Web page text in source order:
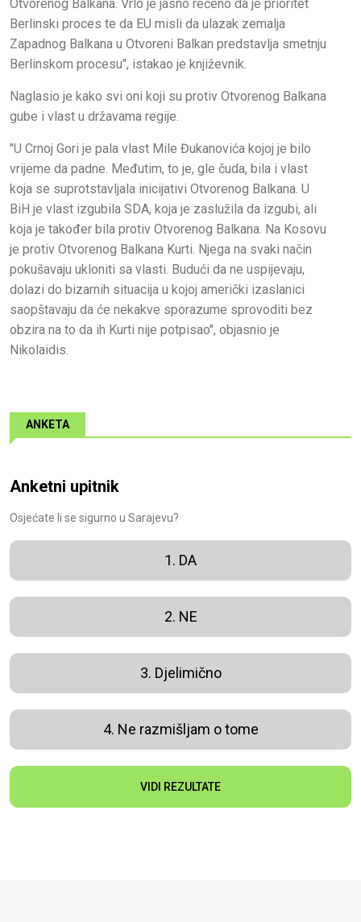
Otvorenog Balkana. Vrlo je jasno rečeno da je prioritet
Berlinski proces te da EU misli da ulazak zemalja
Zapadnog Balkana u Otvoreni Balkan predstavlja smetnju
Berlinskom procesu", istakao je književnik.
Naglasio je kako svi oni koji su protiv Otvorenog Balkana
gube i vlast u državama regije.
"U Crnoj Gori je pala vlast Mile Đukanovića kojoj je bilo
vrijeme da padne. Međutim, to je, gle čuda, bila i vlast
koja se suprotstavljala inicijativi Otvorenog Balkana. U
BiH je vlast izgubila SDA, koja je zaslužila da izgubi, ali
koja je također bila protiv Otvorenog Balkana. Na Kosovu
je protiv Otvorenog Balkana Kurti. Njega na svaki način
pokušavaju ukloniti sa vlasti. Budući da ne uspijevaju,
dolazi do bizarnih situacija u kojoj američki izaslanici
saopštavaju da će nekakve sporazume sprovoditi bez
obzira na to da ih Kurti nije potpisao", objasnio je
Nikolaidis.
ANKETA
Anketni upitnik
Osjećate li se sigurno u Sarajevu?
1. DA
2. NE
3. Djelimično
4. Ne razmišljam o tome
VIDI REZULTATE